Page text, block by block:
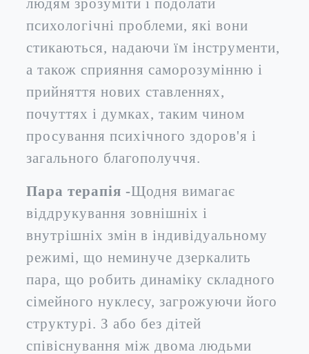
психологічні проблеми, які вони
стикаються, надаючи їм інструменти,
а також сприяння саморозумінню і
прийняття нових ставленнях,
почуттях і думках, таким чином
просування психічного здоров'я і
загального благополуччя.
Пара терапія -Щодня вимагає
віддрукування зовнішніх і
внутрішніх змін в індивідуальному
режимі, що неминуче дзеркалить
пара, що робить динаміку складного
сімейного нуклесу, загрожуючи його
структурі. З або без дітей
співіснування між двома людьми